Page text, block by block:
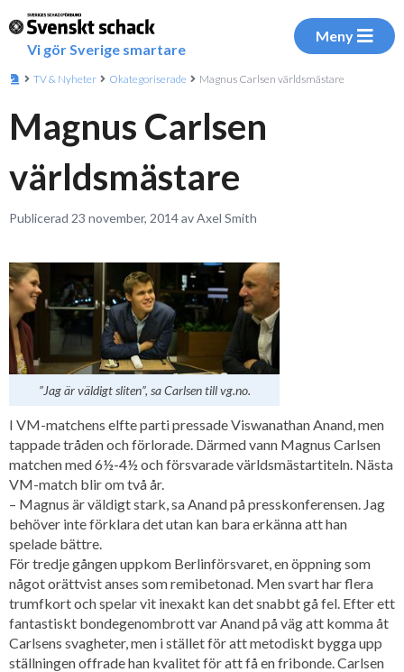
Vi gör Sverige smartare
Meny
TV & Nyheter Okategoriserade Magnus Carlsen världsmästare
Magnus Carlsen
världsmästare
Publicerad 23 november, 2014 av Axel Smith
”Jag är väldigt sliten”, sa Carlsen till vg.no.
I VM-matchens elfte parti pressade Viswanathan Anand, men
tappade tråden och förlorade. Därmed vann Magnus Carlsen
matchen med 6½-4½ och försvarade världsmästartiteln. Nästa
VM-match blir om två år.
– Magnus är väldigt stark, sa Anand på presskonferensen. Jag
behöver inte förklara det utan kan bara erkänna att han
spelade bättre.
För tredje gången uppkom Berlinförsvaret, en öppning som
något orättvist anses som remibetonad. Men svart har flera
trumfkort och spelar vit inexakt kan det snabbt gå fel. Efter ett
fantastiskt bondegenombrott var Anand på väg att komma åt
Carlsens svagheter, men i stället för att metodiskt bygga upp
ställningen offrade han kvalitet för att få en fribonde. Carlsen